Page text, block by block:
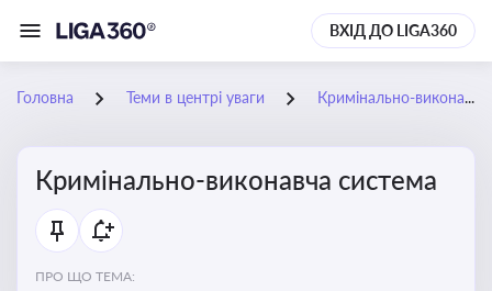
ВХІД ДО LIGA360
Головна Теми в центрі уваги Кримінально-виконавча система
Кримінально-виконавча система
ПРО ЩО ТЕМА: